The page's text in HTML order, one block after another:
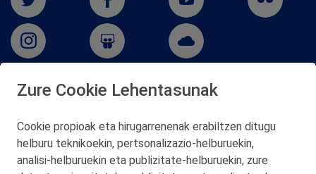
Telf. 946 357 000
© 2026 Petronor S.A.
Zure Cookie Lehentasunak
Cookie propioak eta hirugarrenenak erabiltzen ditugu
helburu teknikoekin, pertsonalizazio‑helburuekin,
analisi‑helburuekin eta publizitate‑helburuekin, zure